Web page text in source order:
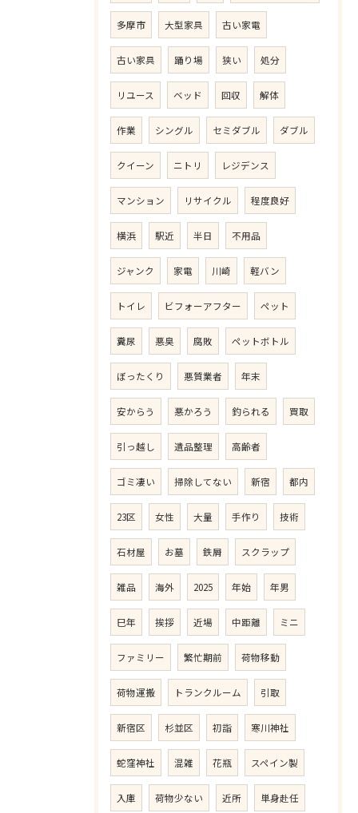
多摩市 大型家具 古い家電
古い家具 踊り場 狭い 処分
リユース ベッド 回収 解体
作業 シングル セミダブル ダブル
クイーン ニトリ レジデンス
マンション リサイクル 程度良好
横浜 駅近 半日 不用品
ジャンク 家電 川崎 軽バン
トイレ ビフォーアフター ペット
糞尿 悪臭 腐敗 ペットボトル
ぼったくり 悪質業者 年末
安からう 悪かろう 釣られる 買取
引っ越し 遺品整理 高齢者
ゴミ凄い 掃除してない 新宿 都内
23区 女性 大量 手作り 技術
石材屋 お墓 鉄屑 スクラップ
雑品 海外 2025 年始 年男
巳年 挨拶 近場 中距離 ミニ
ファミリー 繁忙期前 荷物移動
荷物運搬 トランクルーム 引取
新宿区 杉並区 初詣 寒川神社
蛇窪神社 混雑 花瓶 スペイン製
入庫 荷物少ない 近所 単身赴任